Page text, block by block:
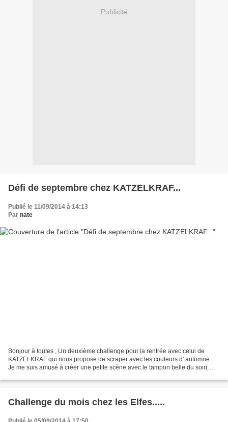
Publicité
Défi de septembre chez KATZELKRAF...
Publié le 11/09/2014 à 14:13
Par nate
Bonjour à toutes , Un deuxième challenge pour la rentrée avec celui de
KATZELKRAF qui nous propose de scraper avec les couleurs d' automne .
Je me suis amusé à créer une petite scène avec le tampon belle du soir(
Challenge du mois chez les Elfes.....